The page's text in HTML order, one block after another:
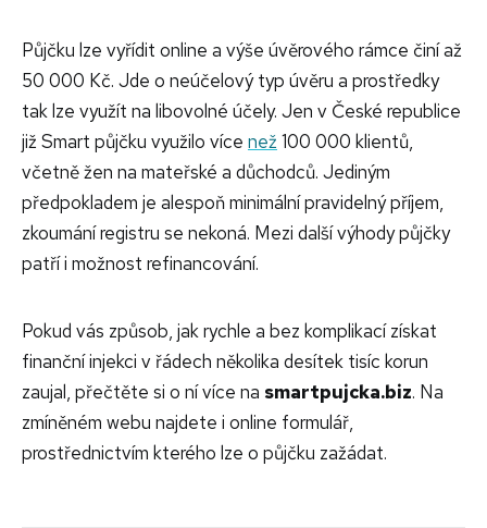
Půjčku lze vyřídit online a výše úvěrového rámce činí až
50 000 Kč. Jde o neúčelový typ úvěru a prostředky
tak lze využít na libovolné účely. Jen v České republice
již Smart půjčku využilo více než 100 000 klientů,
včetně žen na mateřské a důchodců. Jediným
předpokladem je alespoň minimální pravidelný příjem,
zkoumání registru se nekoná. Mezi další výhody půjčky
patří i možnost refinancování.
Pokud vás způsob, jak rychle a bez komplikací získat
finanční injekci v řádech několika desítek tisíc korun
zaujal, přečtěte si o ní více na smartpujcka.biz. Na
zmíněném webu najdete i online formulář,
prostřednictvím kterého lze o půjčku zažádat.